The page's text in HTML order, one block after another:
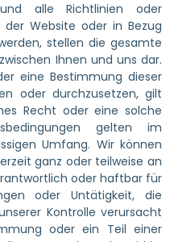
und alle Richtlinien oder
Website oder in Bezug
stellen die gesamte
Ihnen und uns dar.
eine Bestimmung dieser
oder durchzusetzen, gilt
Recht oder eine solche
gelten im
Umfang. Wir können
ganz oder teilweise an
oder haftbar für
oder Untätigkeit, die
Kontrolle verursacht
oder ein Teil einer